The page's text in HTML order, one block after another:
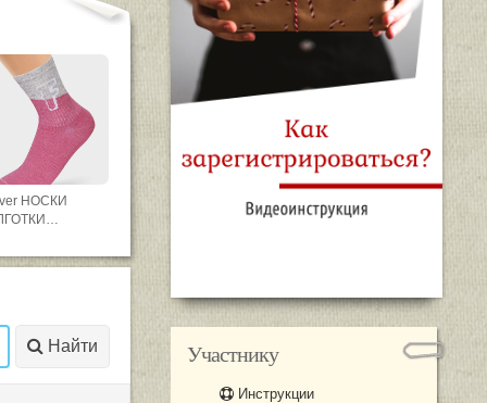
НОСКИ
2026
Найти Участнику
Инструкции